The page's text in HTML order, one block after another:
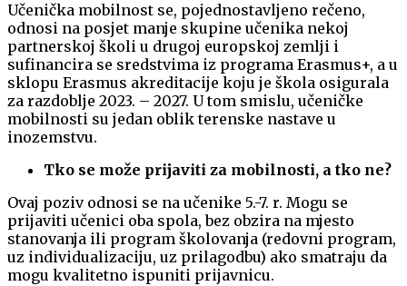
Učenička mobilnost se, pojednostavljeno rečeno,
odnosi na posjet manje skupine učenika nekoj
partnerskoj školi u drugoj europskoj zemlji i
sufinancira se sredstvima iz programa Erasmus+, a u
sklopu Erasmus akreditacije koju je škola osigurala
za razdoblje 2023. – 2027. U tom smislu, učeničke
mobilnosti su jedan oblik terenske nastave u
inozemstvu.
Tko se može prijaviti za mobilnosti, a tko ne?
Ovaj poziv odnosi se na učenike 5.-7. r. Mogu se
prijaviti učenici oba spola, bez obzira na mjesto
stanovanja ili program školovanja (redovni program,
uz individualizaciju, uz prilagodbu) ako smatraju da
mogu kvalitetno ispuniti prijavnicu.